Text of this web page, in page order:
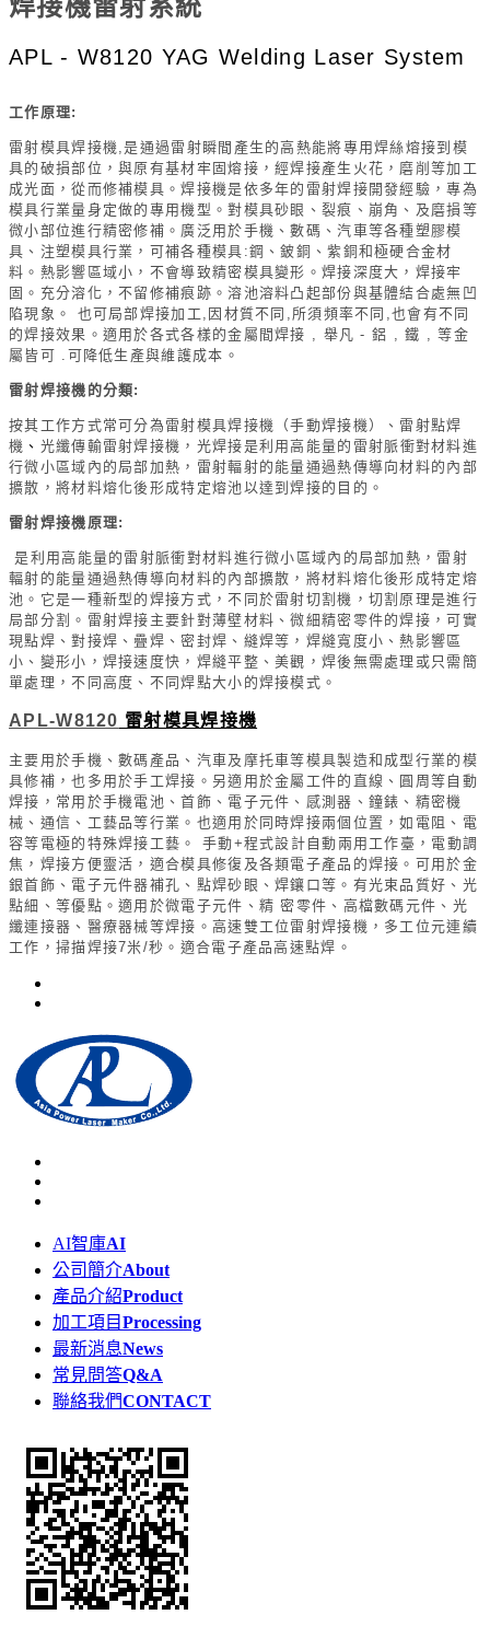
焊接機雷射系統
APL - W8120 YAG Welding Laser System
工作原理:
雷射模具焊接機,是通過雷射瞬間產生的高熱能將專用焊絲熔接到模
具的破損部位，與原有基材牢固熔接，經焊接產生火花，磨削等加工
成光面，從而修補模具。焊接機是依多年的雷射焊接開發經驗，專為
模具行業量身定做的專用機型。對模具砂眼、裂痕、崩角、及磨損等
微小部位進行精密修補。廣泛用於手機、數碼、汽車等各種塑膠模
具、注塑模具行業，可補各種模具:鋼、鈹銅、紫銅和極硬合金材
料。熱影響區域小，不會導致精密模具變形。焊接深度大，焊接牢
固。充分溶化，不留修補痕跡。溶池溶料凸起部份與基體結合處無凹
陷現象。 也可局部焊接加工,因材質不同,所須頻率不同,也會有不同
的焊接效果。適用於各式各樣的金屬間焊接 , 舉凡 - 鋁 , 鐵 , 等金
屬皆可 .可降低生產與維護成本。
雷射焊接機的分類:
按其工作方式常可分為雷射模具焊接機（手動焊接機）、雷射點焊
機 、 光纖傳輸雷射焊接機，光焊接是利用高能量的雷射脈衝對材料進
行微小區域內的局部加熱，雷射輻射的能量通過熱傳導向材料的內部
擴散，將材料熔化後形成特定熔池以達到焊接的目的。
雷射焊接機原理:
是利用高能量的雷射脈衝對材料進行微小區域內的局部加熱，雷射
輻射的能量通過熱傳導向材料的內部擴散，將材料熔化後形成特定熔
池。它是一種新型的焊接方式，不同於雷射切割機，切割原理是進行
局部分割。雷射焊接主要針對薄壁材料、微細精密零件的焊接，可實
現點焊、對接焊、疊焊、密封焊、縫焊等，焊縫寬度小、熱影響區
小、變形小，焊接速度快，焊縫平整、美觀，焊後無需處理或只需簡
單處理，不同高度、不同焊點大小的焊接模式。
APL-W8120 雷射模具焊接機
主要用於手機、數碼產品、汽車及摩托車等模具製造和成型行業的模
具修補，也多用於手工焊接。另適用於金屬工件的直線、圓周等自動
焊接，常用於手機電池、首飾、電子元件、感測器、鐘錶、精密機
械、通信、工藝品等行業。也適用於同時焊接兩個位置，如電阻、電
容等電極的特殊焊接工藝。 手動+程式設計自動兩用工作臺，電動調
焦，焊接方便靈活，適合模具修復及各類電子產品的焊接。可用於金
銀首飾、電子元件器補孔、點焊砂眼、焊鑲口等。有光束品質好、光
點細、等優點。適用於微電子元件、精 密零件、高檔數碼元件、光
纖連接器、醫療器械等焊接。高速雙工位雷射焊接機，多工位元連續
工作，掃描焊接7米/秒。適合電子產品高速點焊。
AI智庫AI
公司簡介About
產品介紹Product
加工項目Processing
最新消息News
常見問答Q&A
聯絡我們CONTACT